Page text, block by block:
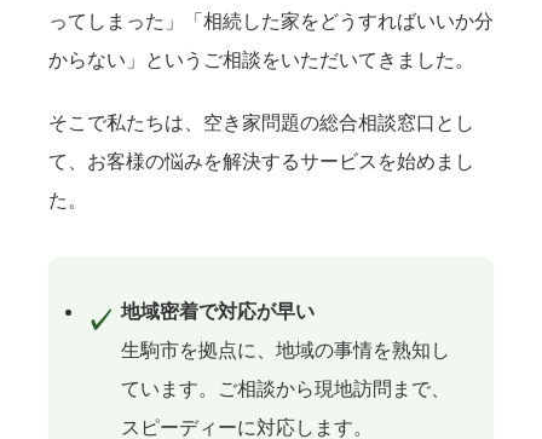
ってしまった」「相続した家をどうすればいいか分
からない」というご相談をいただいてきました。
そこで私たちは、空き家問題の総合相談窓口とし
て、お客様の悩みを解決するサービスを始めまし
た。
地域密着で対応が早い
生駒市を拠点に、地域の事情を熟知し
ています。ご相談から現地訪問まで、
スピーディーに対応します。